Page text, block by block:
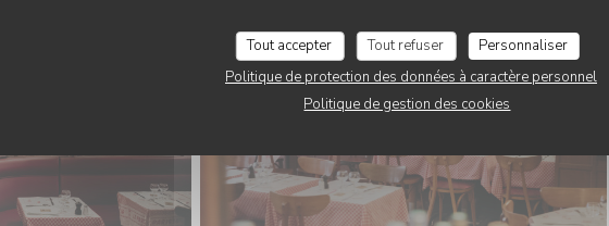
Tout accepter Tout refuser
Personnaliser
Politique de protection des données à caractère personnel
Politique de gestion des cookies